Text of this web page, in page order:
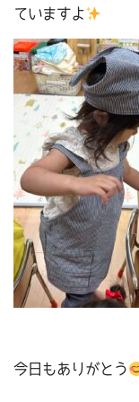
ていますよ
今日もありがとう